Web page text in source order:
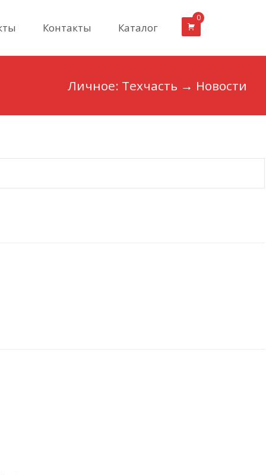
Контакты Каталог
0
Личное: Техчасть → Новости